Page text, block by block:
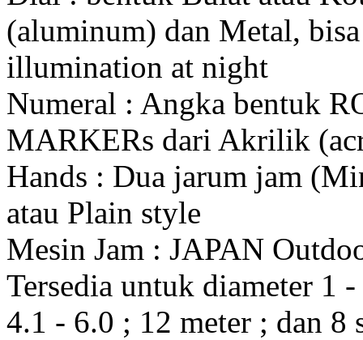
(aluminum) dan Metal,
illumination at night
Numeral : Angka bentuk
MARKERs dari Akrilik
Hands : Dua jarum jam
atau Plain style
Mesin Jam : JAPAN
Tersedia untuk diameter 1
4.1 - 6.0 ; 12 meter ; dan 8